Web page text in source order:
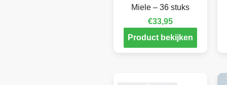
Miele – 36 stuks
€33,95
Product bekijken